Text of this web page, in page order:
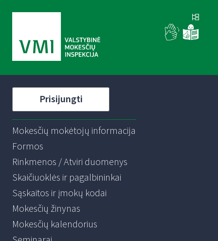
Prisijungti
Mokesčių mokėtojų informacija
Formos
Rinkmenos / Atviri duomenys
Skaičiuoklės ir pagalbininkai
Sąskaitos ir įmokų kodai
Mokesčių žinynas
Mokesčių kalendorius